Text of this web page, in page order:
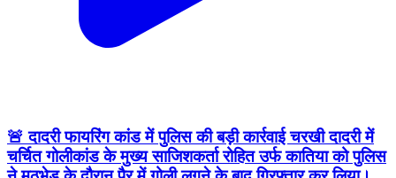
🚨 दादरी फायरिंग कांड में पुलिस की बड़ी कार्रवाई चरखी दादरी में
चर्चित गोलीकांड के मुख्य साजिशकर्ता रोहित उर्फ कातिया को पुलिस